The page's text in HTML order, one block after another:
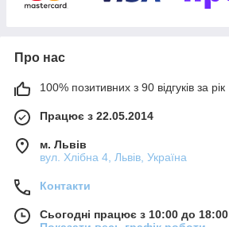
Клієнти:
Про нас
100% позитивних з 90 відгуків за рік
Працює з 22.05.2014
м. Львів
вул. Хлібна 4, Львів, Україна
Контакти
Сьогодні працює з 10:00 до 18:00